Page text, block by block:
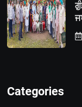
Categories